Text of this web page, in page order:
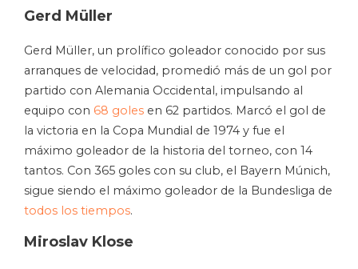
Gerd Müller
Gerd Müller, un prolífico goleador conocido por sus
arranques de velocidad, promedió más de un gol por
partido con Alemania Occidental, impulsando al
equipo con 68 goles en 62 partidos. Marcó el gol de
la victoria en la Copa Mundial de 1974 y fue el
máximo goleador de la historia del torneo, con 14
tantos. Con 365 goles con su club, el Bayern Múnich,
sigue siendo el máximo goleador de la Bundesliga de
todos los tiempos.
Miroslav Klose